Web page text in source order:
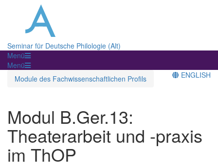
Seminar für Deutsche Philologie (Alt)
Menü
Menü
Module des Fachwissenschaftlichen Profils
ENGLISH
Modul B.Ger.13:
Theaterarbeit und -praxis
im ThOP